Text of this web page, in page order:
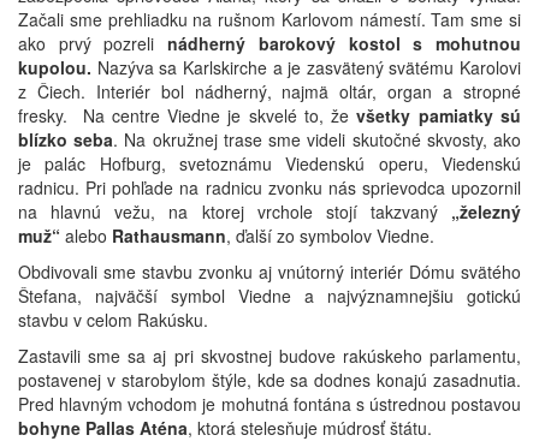
Začali sme prehliadku na rušnom Karlovom námestí. Tam sme si
ako prvý pozrelinádherný barokový kostol s mohutnou
kupolou. Nazýva sa Karlskirche a je zasvätený svätému Karolovi
z Čiech. Interiér bol nádherný, najmä oltár, organ a stropné
fresky. Na centre Viedne je skvelé to, ževšetky pamiatky sú
blízko seba. Na okružnej trase sme videli skutočné skvosty, ako
je palác Hofburg, svetoznámu Viedenskú operu, Viedenskú
radnicu. Pri pohľade na radnicu zvonku nás sprievodca upozornil
na hlavnú vežu, na ktorej vrchole stojí takzvaný „železný
muž“ alebo Rathausmann, ďalší zo symbolov Viedne.
Obdivovali sme stavbu zvonku aj vnútorný interiér Dómu svätého
Štefana, najväčší symbol Viedne a najvýznamnejšiu gotickú
stavbu v celom Rakúsku.
Zastavili sme sa aj pri skvostnej budove rakúskeho parlamentu,
postavenej v starobylom štýle, kde sa dodnes konajú zasadnutia.
Pred hlavným vchodom je mohutná fontána s ústrednou postavou
bohyne Pallas Aténa, ktorá stelesňuje múdrosť štátu.